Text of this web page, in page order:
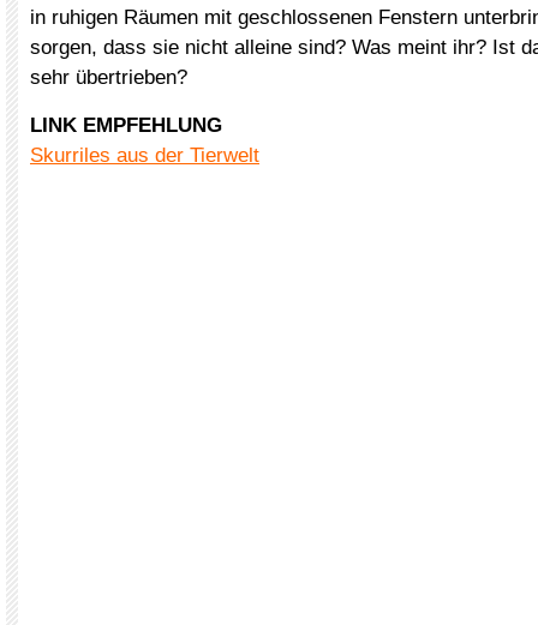
in ruhigen Räumen mit geschlossenen Fenstern
sorgen, dass sie nicht alleine sind? Was meint ihr? Ist
sehr übertrieben?
LINK EMPFEHLUNG
Skurriles aus der Tierwelt